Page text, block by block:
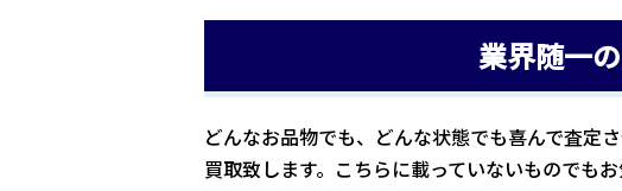
業界随一
どんなお品物でも、どんな状態でも喜んで査定
買取致します。こちらに載っていないものでもお